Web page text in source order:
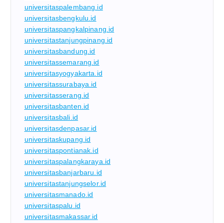
universitaspalembang.id
universitasbengkulu.id
universitaspangkalpinang.id
universitastanjungpinang.id
universitasbandung.id
universitassemarang.id
universitasyogyakarta.id
universitassurabaya.id
universitasserang.id
universitasbanten.id
universitasbali.id
universitasdenpasar.id
universitaskupang.id
universitaspontianak.id
universitaspalangkaraya.id
universitasbanjarbaru.id
universitastanjungselor.id
universitasmanado.id
universitaspalu.id
universitasmakassar.id